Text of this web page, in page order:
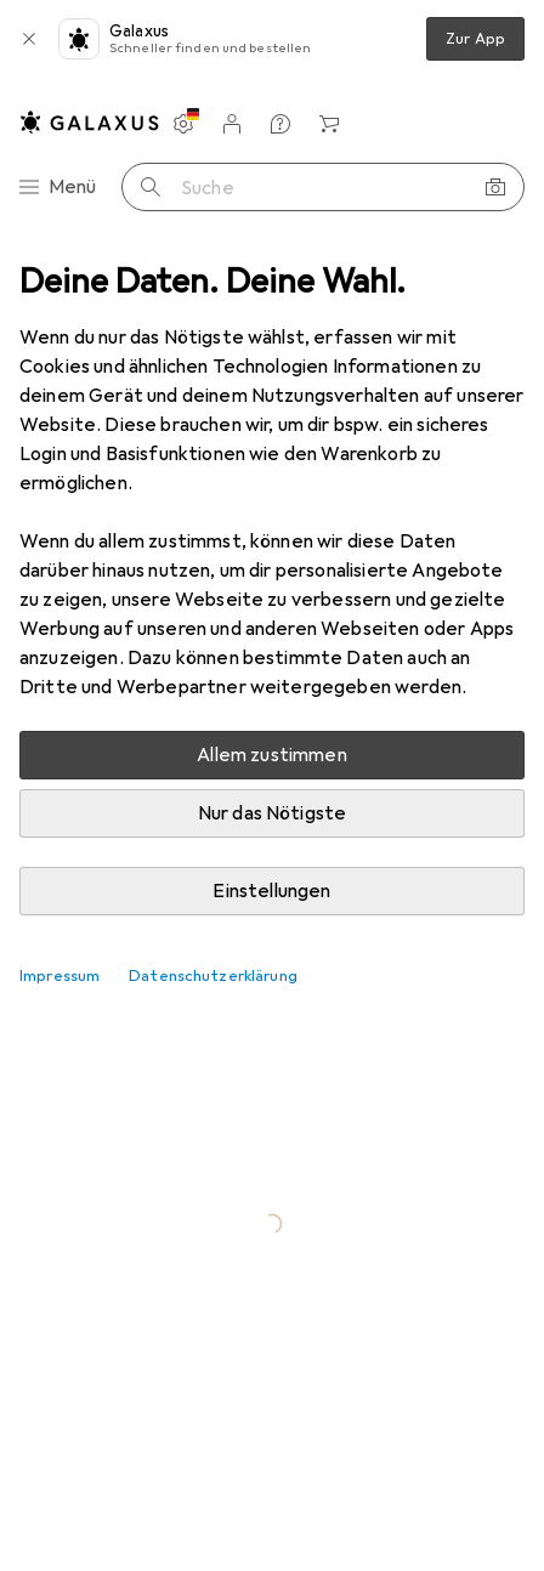
Deine Daten. Deine Wahl.
Wenn du nur das Nötigste wählst, erfassen wir mit
Cookies und ähnlichen Technologien Informationen zu
deinem Gerät und deinem Nutzungsverhalten auf unserer
Website. Diese brauchen wir, um dir bspw. ein sicheres
Login und Basisfunktionen wie den Warenkorb zu
ermöglichen.
Wenn du allem zustimmst, können wir diese Daten
darüber hinaus nutzen, um dir personalisierte Angebote
zu zeigen, unsere Webseite zu verbessern und gezielte
Werbung auf unseren und anderen Webseiten oder Apps
anzuzeigen. Dazu können bestimmte Daten auch an
Dritte und Werbepartner weitergegeben werden.
Allem zustimmen
Nur das Nötigste
Einstellungen
Impressum Datenschutzerklärung
Galaxus
Schneller finden und bestellen Zur App
Navigation nach Kategorien
Menü Suche
Einstellungen
Kundenkonto
Vergleichslisten
Merklisten
Warenkorb
Seapuri
Kategorien anzeigen